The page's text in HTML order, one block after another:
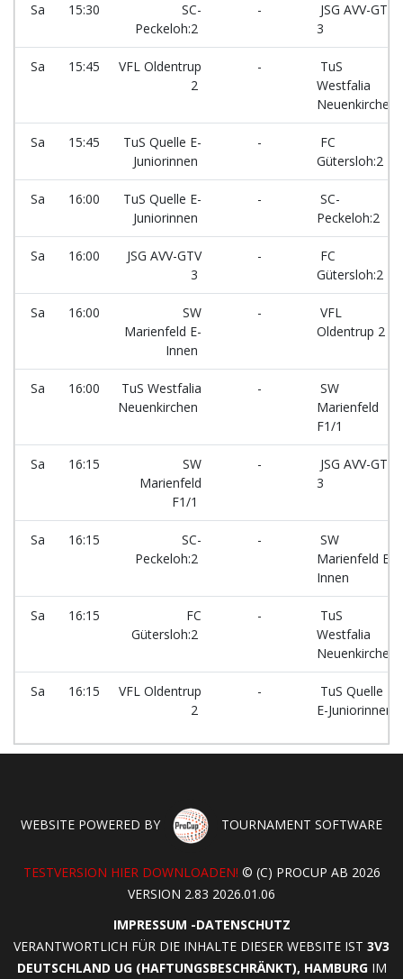
Sa 15:30
SC-
Peckeloh:2
-
JSG AVV-GTV
3
Sa 15:45
VFL Oldentrup
2
-
TuS
Westfalia
Neuenkirchen
Sa 15:45
TuS Quelle E-
Juniorinnen
-
FC
Gütersloh:2
Sa 16:00
TuS Quelle E-
Juniorinnen
-
SC-
Peckeloh:2
Sa 16:00
JSG AVV-GTV
3
-
FC
Gütersloh:2
Sa 16:00
SW
Marienfeld E-
Innen
-
VFL
Oldentrup 2
Sa 16:00
TuS Westfalia
Neuenkirchen
-
SW
Marienfeld
F1/1
Sa 16:15
SW
Marienfeld
F1/1
-
JSG AVV-GTV
3
Sa 16:15
SC-
Peckeloh:2
-
SW
Marienfeld E-
Innen
Sa 16:15
FC
Gütersloh:2
-
TuS
Westfalia
Neuenkirchen
Sa 16:15
VFL Oldentrup
2
-
TuS Quelle
E-Juniorinnen
WEBSITE POWERED BY TOURNAMENT SOFTWARE
TESTVERSION HIER DOWNLOADEN! © (C) PROCUP AB 2026
VERSION 2.83 2026.01.06
IMPRESSUM -DATENSCHUTZ
VERANTWORTLICH FÜR DIE INHALTE DIESER WEBSITE IST 3V3
DEUTSCHLAND UG (HAFTUNGSBESCHRÄNKT), HAMBURGIM